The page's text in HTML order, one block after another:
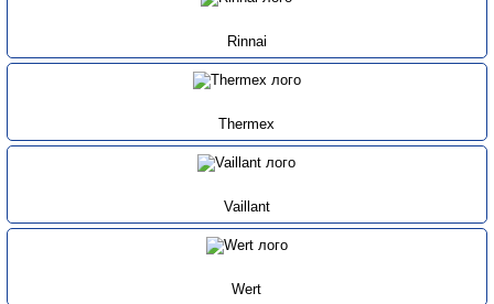
Rinnai
Thermex
Vaillant
Wert